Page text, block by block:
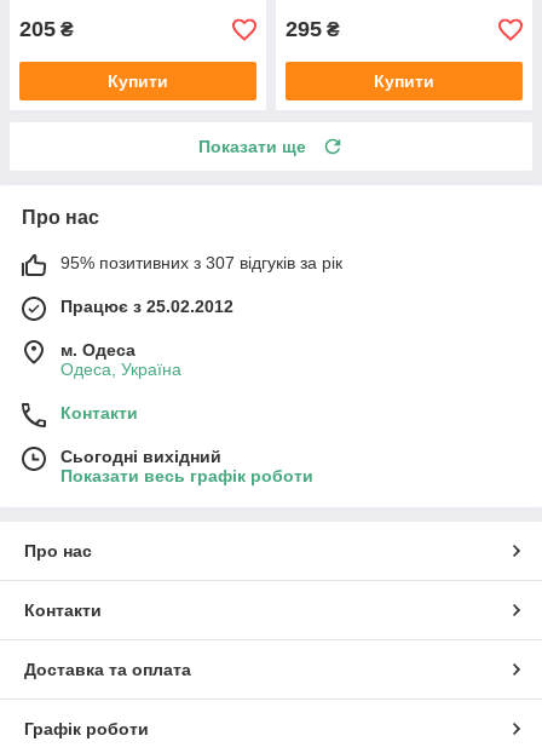
205 ₴
Купити
295 ₴
Купити
Показати ще
Про нас
95% позитивних з 307 відгуків за рік
Працює з 25.02.2012
м. Одеса
Одеса, Україна
Контакти
Сьогодні вихідний
Показати весь графік роботи
Про нас
Контакти
Доставка та оплата
Графік роботи